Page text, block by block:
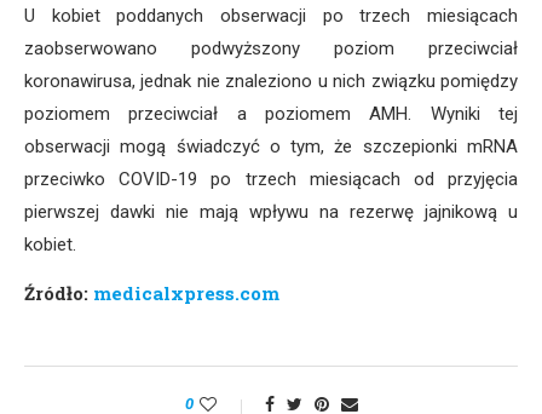
U kobiet poddanych obserwacji po trzech miesiącach
zaobserwowano podwyższony poziom przeciwciał
koronawirusa, jednak nie znaleziono u nich związku pomiędzy
poziomem przeciwciał a poziomem AMH. Wyniki tej
obserwacji mogą świadczyć o tym, że szczepionki mRNA
przeciwko COVID-19 po trzech miesiącach od przyjęcia
pierwszej dawki nie mają wpływu na rezerwę jajnikową u
kobiet.
Źródło: medicalxpress.com
0